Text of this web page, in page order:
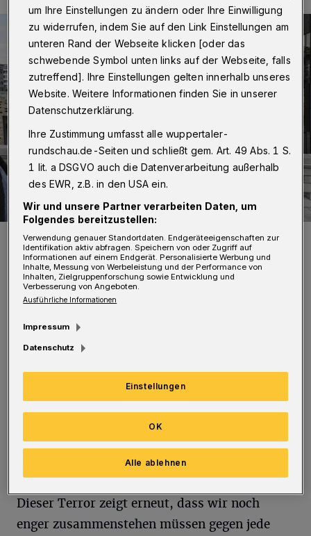
Oberbürgermeister Andreas Mucke.
Foto: Wuppertaler Rundschau/Simone Bahrmann
„Ich bin bestürzt, dass wieder unschuldige
rechtsradikalen Motiven in Hanau ihr Leben
verloren haben. Das Maß von Hass und Gewalt
macht sprachlos. Meine Gedanken und meine
tiefe Anteilnahme sind bei den Opfern, ihren
Familien und Freunden.
Dieser Terror zeigt erneut, dass wir noch
enger zusammenstehen müssen gegen jede
um Ihre Einstellungen zu ändern oder Ihre Einwilligung
zu widerrufen, indem Sie auf den Link Einstellungen am
unteren Rand der Webseite klicken [oder das
schwebende Symbol unten links auf der Webseite, falls
zutreffend]. Ihre Einstellungen gelten innerhalb unseres
Website. Weitere Informationen finden Sie in unserer
Datenschutzerklärung.
Ihre Zustimmung umfasst alle wuppertaler-
rundschau.de-Seiten und schließt gem. Art. 49 Abs. 1 S.
1 lit. a DSGVO auch die Datenverarbeitung außerhalb
des EWR, z.B. in den USA ein.
Wir und unsere Partner verarbeiten Daten, um
Folgendes bereitzustellen:
Verwendung genauer Standortdaten. Endgeräteeigenschaften zur
Identifikation aktiv abfragen. Speichern von oder Zugriff auf
Informationen auf einem Endgerät. Personalisierte Werbung und
Inhalte, Messung von Werbeleistung und der Performance von
Inhalten, Zielgruppenforschung sowie Entwicklung und
Verbesserung von Angeboten.
Ausführliche Informationen
Impressum
Datenschutz
Einstellungen
Alle ablehnen
OK